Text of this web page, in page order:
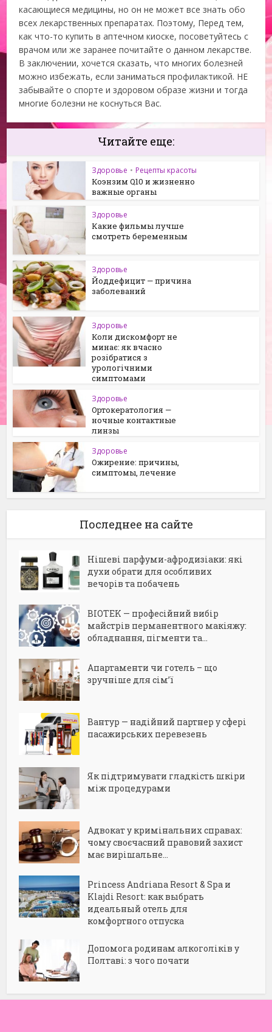
касающиеся медицины, но он не может все знать обо
всех лекарственных препаратах. Поэтому, Перед тем,
как что-то купить в аптечном киоске, посоветуйтесь с
врачом или же заранее почитайте о данном лекарстве.
В заключении, хочется сказать, что многих болезней
можно избежать, если заниматься профилактикой. НЕ
забывайте о спорте и здоровом образе жизни и тогда
многие болезни не коснуться Вас.
Читайте еще:
Здоровье • Рецепты красоты
Коэнзим Q10 и жизненно
важные органы
Здоровье
Какие фильмы лучше
смотреть беременным
Здоровье
Йоддефицит — причина
заболеваний
Здоровье
Коли дискомфорт не
минає: як вчасно
розібратися з
урологічними
симптомами
Здоровье
Ортокератология —
ночные контактные
линзы
Здоровье
Ожирение: причины,
симптомы, лечение
Последнее на сайте
Нішеві парфуми-афродизіаки: які
духи обрати для особливих
вечорів та побачень
BIOTEK — професійний вибір
майстрів перманентного макіяжу:
обладнання, пігменти та...
Апартаменти чи готель – що
зручніше для сім’ї
Вантур — надійний партнер у сфері
пасажирських перевезень
Як підтримувати гладкість шкіри
між процедурами
Адвокат у кримінальних справах:
чому своєчасний правовий захист
має вирішальне...
Princess Andriana Resort & Spa и
Klajdi Resort: как выбрать
идеальный отель для
комфортного отпуска
Допомога родинам алкоголіків у
Полтаві: з чого почати